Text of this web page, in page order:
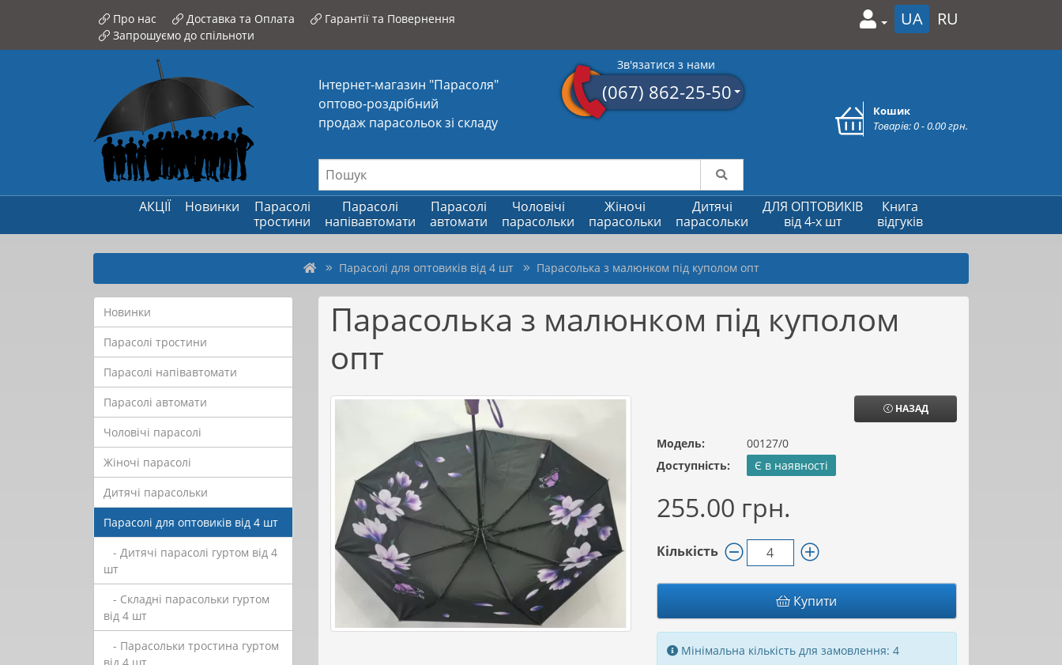
Про нас Доставка та Оплата
Гарантії та Повернення
Запрошуємо до спільноти
UA RU
Інтернет-магазин "Парасоля"
оптово-роздрібний
продаж парасольок зі складу
Зв'язатися з нами
(067) 862-25-50
Кошик
Товарів: 0 - 0.00 грн.
АКЦІЇ Новинки
Парасолі
тростини
Парасолі
напівавтомати
Парасолі
автомати
Чоловічі
парасольки
Жіночі
парасольки
Дитячі
парасольки
ДЛЯ ОПТОВИКІВ
від 4-х шт
Книга
відгуків
Парасолі для оптовиків від 4 шт Парасолька з малюнком під куполом опт
Новинки
Парасолі тростини
Парасолі напівавтомати
Парасолі автомати
Чоловічі парасолі
Жіночі парасолі
Дитячі парасольки
Парасолі для оптовиків від 4 шт
- Дитячі парасолі гуртом від 4
шт
- Складні парасольки гуртом
від 4 шт
- Парасольки тростина гуртом
Парасолька з малюнком під куполом
опт
НАЗАД
Модель:
00127/0
Доступність:
Є в наявності
255.00 грн.
Кількість
Купити
Мінімальна кількість для замовлення: 4